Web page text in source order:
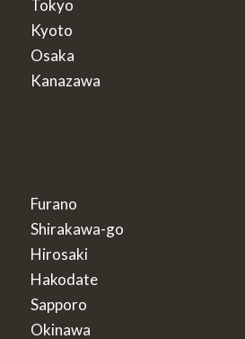
Tokyo
Kyoto
Osaka
Kanazawa
Furano
Shirakawa-go
Hirosaki
Hakodate
Sapporo
Okinawa